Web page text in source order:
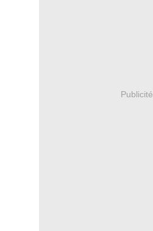
Publicité